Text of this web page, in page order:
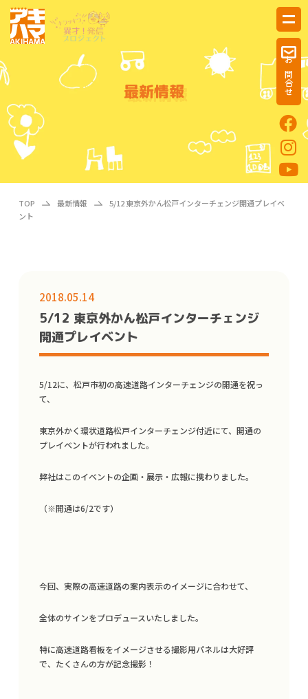
お問合せ
最新情報
TOP 最新情報
5/12 東京外かん松戸インターチェンジ開通プレイベ
ント
2018.05.14
5/12 東京外かん松戸インターチェンジ
開通プレイベント
5/12に、松戸市初の高速道路インターチェンジの開通を祝っ
て、
東京外かく環状道路松戸インターチェンジ付近にて、開通の
プレイベントが行われました。
弊社はこのイベントの企画・展示・広報に携わりました。
（※開通は6/2です）
今回、実際の高速道路の案内表示のイメージに合わせて、
全体のサインをプロデュースいたしました。
特に高速道路看板をイメージさせる撮影用パネルは大好評
で、たくさんの方が記念撮影！